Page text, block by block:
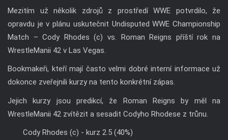
Mezitím už několik zdrojů z prostředí WWE potvrdilo, že
opravdu je v plánu uskutečnit Undisputed WWE Championship
Match – Cody Rhodes (c) vs. Roman Reigns příští rok na
WrestleManii 42 v Las Vegas.
Bookmakeři, kteří mají často velmi dobré interní informace už
dokonce zveřejnili kurzy na tento konkrétní zápas.
Jejich kurzy jsou predikcí, že Roman Reigns by měl na
WrestleManii 42 zvítězit a sesadit Codyho Rhodese z trůnu.
Cody Rhodes (c) - kurz 2.5 (40%)